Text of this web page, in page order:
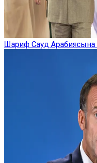
Шариф Сауд Арабиясына